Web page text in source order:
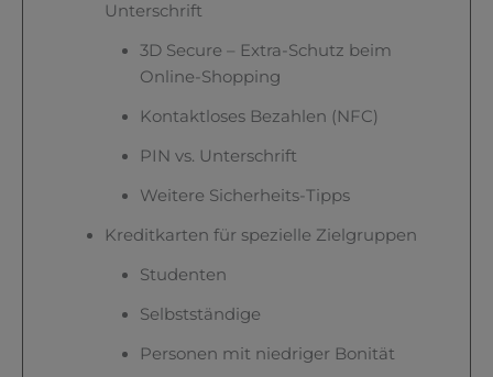
Unterschrift
3D Secure – Extra-Schutz beim
Online-Shopping
Kontaktloses Bezahlen (NFC)
PIN vs. Unterschrift
Weitere Sicherheits-Tipps
Kreditkarten für spezielle Zielgruppen
Studenten
Selbstständige
Personen mit niedriger Bonität